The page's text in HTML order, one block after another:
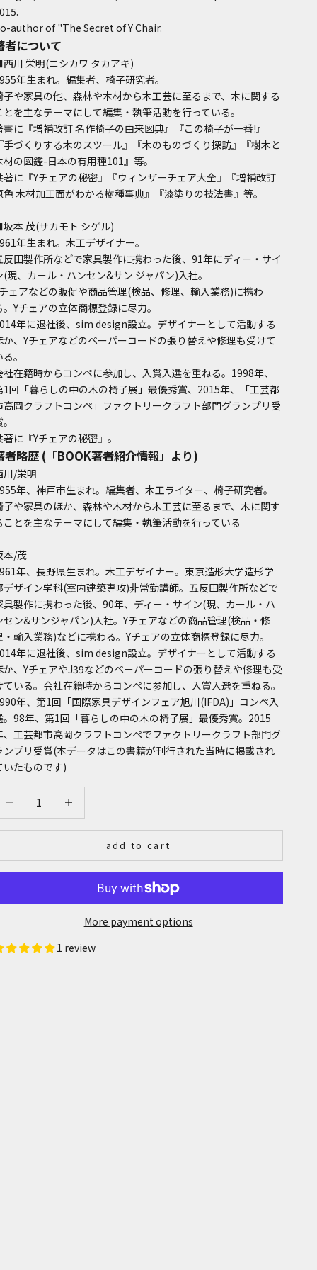
author of "The Secret of Y Chair.
者について
川 栄明(ニシカワ タカアキ)
年生まれ。編集者、椅子研究者。
子や家具の他、森林や木材から木工芸に至るまで、木に関する
とを主なテーマにして編集・執筆活動を行っている。
書に『増補改訂 名作椅子の由来図典』『この椅子が一番!』
手づくりする木のスツール』『木のものづくり探訪』『樹木と
材の図鑑-日本の有用種101』等。
著に『Yチェアの秘密』『ウィンザーチェア大全』『増補改訂
色 木材加工面がわかる樹種事典』『漆塗りの技法書』等。
本 茂(サカモト シゲル)
年生まれ。木工デザイナー。
反田製作所などで家具製作に携わった後、91年にディー・サイ
(現、カール・ハンセン&サン ジャパン)入社。
ェアなどの販促や商品管理(検品、修理、輸入業務)に携わ
。Yチェアの立体商標登録に尽力。
年に退社後、sim design設立。デザイナーとして活動する
か、Yチェアなどのペーパーコードの張り替えや修理も受けて
。
社在籍時からコンペに参加し、入賞入選を重ねる。1998年、
1回「暮らしの中の木の椅子展」最優秀賞、2015年、「工芸都
高岡クラフトコンペ」ファクトリークラフト部門グランプリ受
著に『Yチェアの秘密』。
者略歴 (「BOOK著者紹介情報」より)
川/栄明
年、神戸市生まれ。編集者、木工ライター、椅子研究者。
子や家具のほか、森林や木材から木工芸に至るまで、木に関す
ことを主なテーマにして編集・執筆活動を行っている
本/茂
年、長野県生まれ。木工デザイナー。東京造形大学造形学
デザイン学科(室内建築専攻)非常勤講師。五反田製作所などで
具製作に携わった後、90年、ディー・サイン(現、カール・ハ
セン&サンジャパン)入社。Yチェアなどの商品管理(検品・修
・輸入業務)などに携わる。Yチェアの立体商標登録に尽力。
年に退社後、sim design設立。デザイナーとして活動する
か、YチェアやJ39などのペーパーコードの張り替えや修理も受
ている。会社在籍時からコンペに参加し、入賞入選を重ねる。
年、第1回「国際家具デザインフェア旭川(IFDA)」コンペ入
。98年、第1回「暮らしの中の木の椅子展」最優秀賞。2015
、工芸都市高岡クラフトコンペでファクトリークラフト部門グ
ンプリ受賞(本データはこの書籍が刊行された当時に掲載され
いたものです)
add to cart
More payment options
1 review